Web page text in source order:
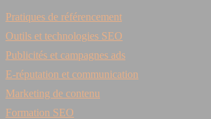
Pratiques de référencement
Outils et technologies SEO
Publicités et campagnes ads
E-réputation et communication
Marketing de contenu
Formation SEO